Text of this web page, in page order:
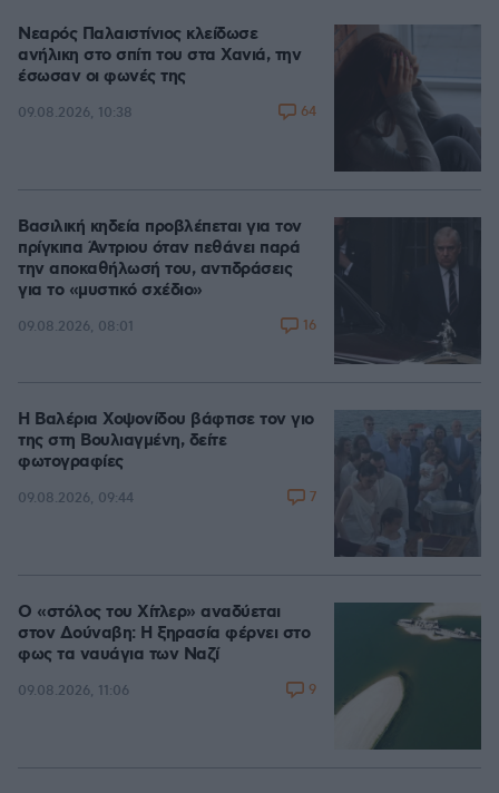
Νεαρός Παλαιστίνιος κλείδωσε
ανήλικη στο σπίτι του στα Χανιά, την
έσωσαν οι φωνές της
09.08.2026, 10:38 64
Βασιλική κηδεία προβλέπεται για τον
πρίγκιπα Άντριου όταν πεθάνει παρά
την αποκαθήλωσή του, αντιδράσεις
για το «μυστικό σχέδιο»
09.08.2026, 08:01 16
Η Βαλέρια Χοψονίδου βάφτισε τον γιο
της στη Βουλιαγμένη, δείτε
φωτογραφίες
09.08.2026, 09:44 7
Ο «στόλος του Χίτλερ» αναδύεται
στον Δούναβη: Η ξηρασία φέρνει στο
φως τα ναυάγια των Ναζί
09.08.2026, 11:06 9